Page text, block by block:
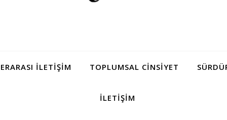
İLETIŞIM TOPLUMSAL CINSIYET
İLETIŞIM